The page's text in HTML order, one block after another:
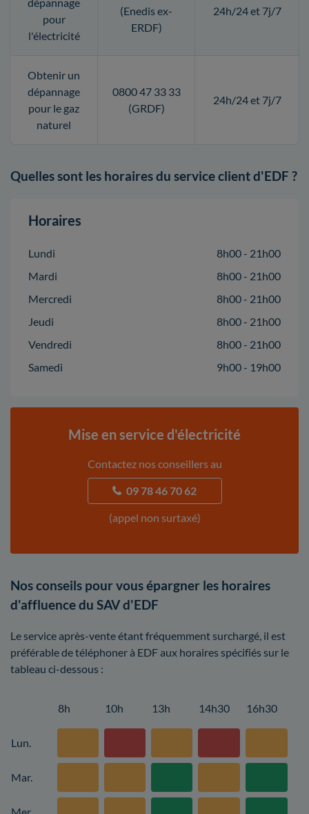
pour
l'électricité
(Enedis ex-
ERDF)
24h/24 et 7j/7
Obtenir un
dépannage
pour le gaz
naturel
0800 47 33 33
(GRDF)
24h/24 et 7j/7
Quelles sont les horaires du service client d'EDF ?
Horaires
Lundi
8h00 - 21h00
Mardi
8h00 - 21h00
Mercredi
8h00 - 21h00
Jeudi
8h00 - 21h00
Vendredi
8h00 - 21h00
Samedi
9h00 - 19h00
Mise en service d'électricité
Contactez nos conseillers au
09 78 46 70 62
(appel non surtaxé)
Nos conseils pour vous épargner les horaires
d'affluence du SAV d'EDF
Le service après-vente étant fréquemment surchargé, il est
préférable de téléphoner à EDF aux horaires spécifiés sur le
tableau ci-dessous :
8h 10h 13h 14h30 16h30
Lun.
Mar.